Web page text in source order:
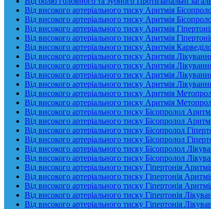
Від високого артеріального тиску Аритмія
Від високого артеріального тиску Аритмія
Від високого артеріального тиску Аритмія
Від високого артеріального тиску Аритмія
Від високого артеріального тиску Аритмія
Від високого артеріального тиску Аритмія
Від високого артеріального тиску Аритмія
Від високого артеріального тиску Аритмія
Від високого артеріального тиску Аритмія
Від високого артеріального тиску Аритмія
Від високого артеріального тиску Аритмія
Від високого артеріального тиску Бісопролол
Від високого артеріального тиску Бісопролол
Від високого артеріального тиску Бісопролол
Від високого артеріального тиску Бісопролол
Від високого артеріального тиску Бісопролол
Від високого артеріального тиску Бісопролол
Від високого артеріального тиску Гіпертонія
Від високого артеріального тиску Гіпертонія
Від високого артеріального тиску Гіпертонія
Від високого артеріального тиску Гіпертонія
Від високого артеріального тиску Гіпертонія